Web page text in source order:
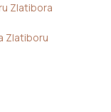
Zlatibora
Zlatiboru